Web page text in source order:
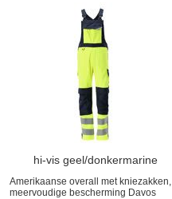
hi-vis geel/donkermarine
Amerikaanse overall met kniezakken,
meervoudige bescherming Davos